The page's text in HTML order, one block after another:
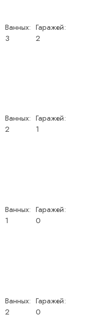
Ванных:
3
Гаражей:
2
Ванных:
2
Гаражей:
1
Ванных:
1
Гаражей:
0
Ванных:
2
Гаражей:
0